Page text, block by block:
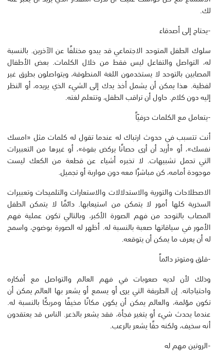
لك.
-يحتاج إلى أصدقاء
سلوك الطفل المتوحد الاجتماعي قد يبدو مختلفًا عن الآخرين. بالنسبة
له، التواصل والتفاعل ليس فقط من خلال الكلمات. بعض الأطفال
المصابين بالتوحد لا يستخدمون اللغة المنطوقة، ويتواصلون بطرق غير
لفظية. هذا يمكن أن يشمل أخذ يدك إلى الشيء الذي يريده، أو النظر
إليه دون كلام. حاول أن تراقب الطفل، وتتعلم لغته.
-يتعامل مع الكلمات حرفيّاً
أنت تتسبب في حدوث ارتباك له عندما تقول له كلمات مثل «امسك
نفسك»، أو «أريد أن أرى حصانًا يركض بقوة»، أو غيرها من التعبيرات
التي تحمل تشبيهات. لا تخبره أشياء عن قطعة من الكعك ليست
موجودة أمامه، كن مباشرًا معه دون مواربة أو تجميل.
الاصطلاحات والتورية والاستدلالات والاستعارات والتلميحات وتعبيرات
السخرية كلها أمور لا يتمكن من استيعابها. دائمًا لا يتمكن الطفل
المصاب بالتوحد من فهم الصورة الأكبر، وبالتالي تكون عملية فهم
الأمور في سياقاتها صعبة بالنسبة له. أظهر له الصورة بوضوح، واسمح
له أن يعرف ما يمكن أن يتوقعه.
-قلق ومتوتر دائماً
وذلك لأن لديه صعوبات في فهم العالم والتواصل مع أفكاره
واحتياجاته. إن الطريقة التي يرى أو يسمع أو يشعر بها العالم يمكن أن
تكون مؤلمة، والعالم يمكن أن يكون مكانًا مخيفًا ومربكًا بالنسبة له.
عندما يحدث شيء أو يتغير فجأة، فقد يشعر بالذعر. الناس قد يعتقدون
أنه سخيف، ولكنه حقًا يشعر بالرعب.
-الروتين مهم له